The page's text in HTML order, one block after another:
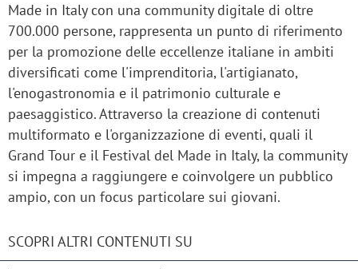
Made in Italy con una community digitale di oltre
700.000 persone, rappresenta un punto di riferimento
per la promozione delle eccellenze italiane in ambiti
diversificati come l'imprenditoria, l'artigianato,
l'enogastronomia e il patrimonio culturale e
paesaggistico. Attraverso la creazione di contenuti
multiformato e l'organizzazione di eventi, quali il
Grand Tour e il Festival del Made in Italy, la community
si impegna a raggiungere e coinvolgere un pubblico
ampio, con un focus particolare sui giovani.
SCOPRI ALTRI CONTENUTI SU